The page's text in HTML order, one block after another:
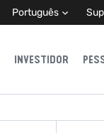
Português
INVESTIDOR